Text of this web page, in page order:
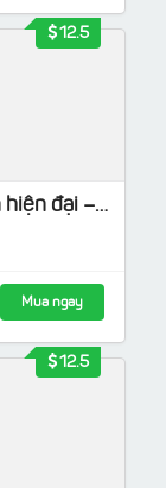
Full code web dự án bất động sản hiện đại – Dành cho Marketer & Dev
Mua ngay
12.5
12.5